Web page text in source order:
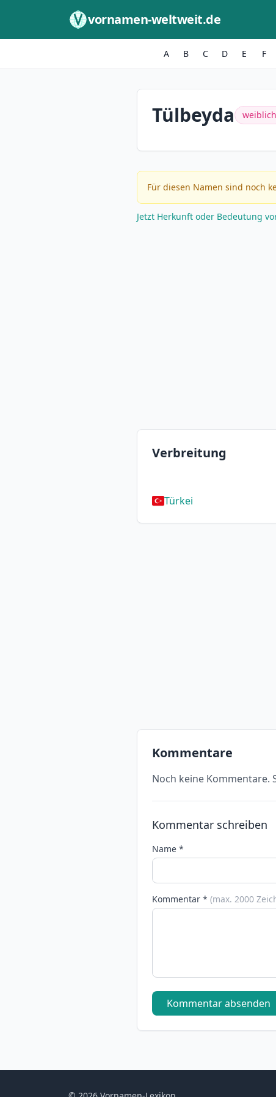
vornamen-weltweit.de
A B C D E F
Tülbeyda weiblich
Für diesen Namen sind noch
Jetzt Herkunft oder Bedeutung
Verbreitung
Türkei
Kommentare
Noch keine Kommentare.
Kommentar schreiben
Name *
Kommentar * (max. 2000
Kommentar absenden